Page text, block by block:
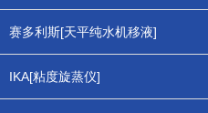
赛多利斯[天平纯水机移液]
IKA[粘度旋蒸仪]